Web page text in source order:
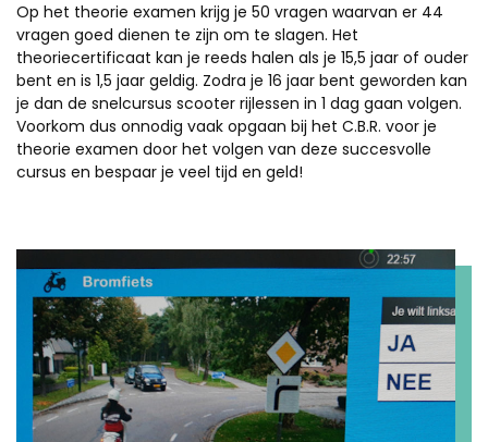
Op het theorie examen krijg je 50 vragen waarvan er 44
vragen goed dienen te zijn om te slagen. Het
theoriecertificaat kan je reeds halen als je 15,5 jaar of ouder
bent en is 1,5 jaar geldig. Zodra je 16 jaar bent geworden kan
je dan de snelcursus scooter rijlessen in 1 dag gaan volgen.
Voorkom dus onnodig vaak opgaan bij het C.B.R. voor je
theorie examen door het volgen van deze succesvolle
cursus en bespaar je veel tijd en geld!